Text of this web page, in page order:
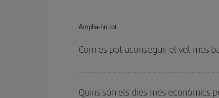
Amplia-ho tot
Com es pot aconseguir el vol més
antelació i tenir flexibilitat amb les dates i els
Quins són els dies més econòmics